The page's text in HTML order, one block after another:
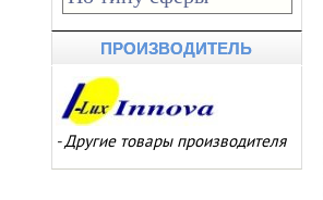
ПРОИЗВОДИТЕЛЬ
-Другие товары производителя